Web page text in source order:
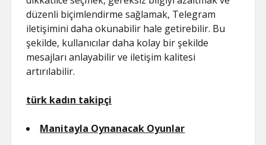
düzenli biçimlendirme sağlamak, Telegram
iletişimini daha okunabilir hale getirebilir. Bu
şekilde, kullanıcılar daha kolay bir şekilde
mesajları anlayabilir ve iletişim kalitesi
artırılabilir.
türk kadın takipçi
Manitayla Oynanacak Oyunlar